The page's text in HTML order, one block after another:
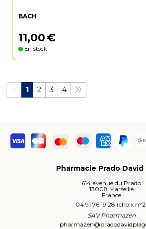
BACH
11,00€
En stock
1 2 3 4
Pharmacie Prado David
614 avenue du Prado
13008 Marseille
France
04 91 76 19 28 (choix
SAV Pharmazen
pharmazen@